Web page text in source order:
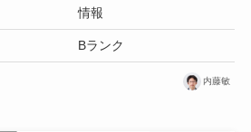
情報
Bランク
内藤敏